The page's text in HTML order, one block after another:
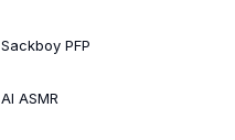
Sackboy PFP
AI ASMR